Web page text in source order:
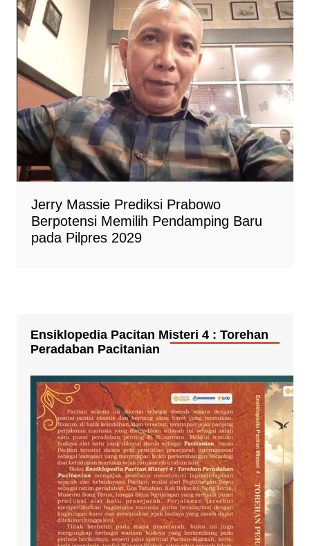
Jerry Massie Prediksi Prabowo
Berpotensi Memilih Pendamping Baru
pada Pilpres 2029
Ensiklopedia Pacitan Misteri 4 : Torehan
Peradaban Pacitanian